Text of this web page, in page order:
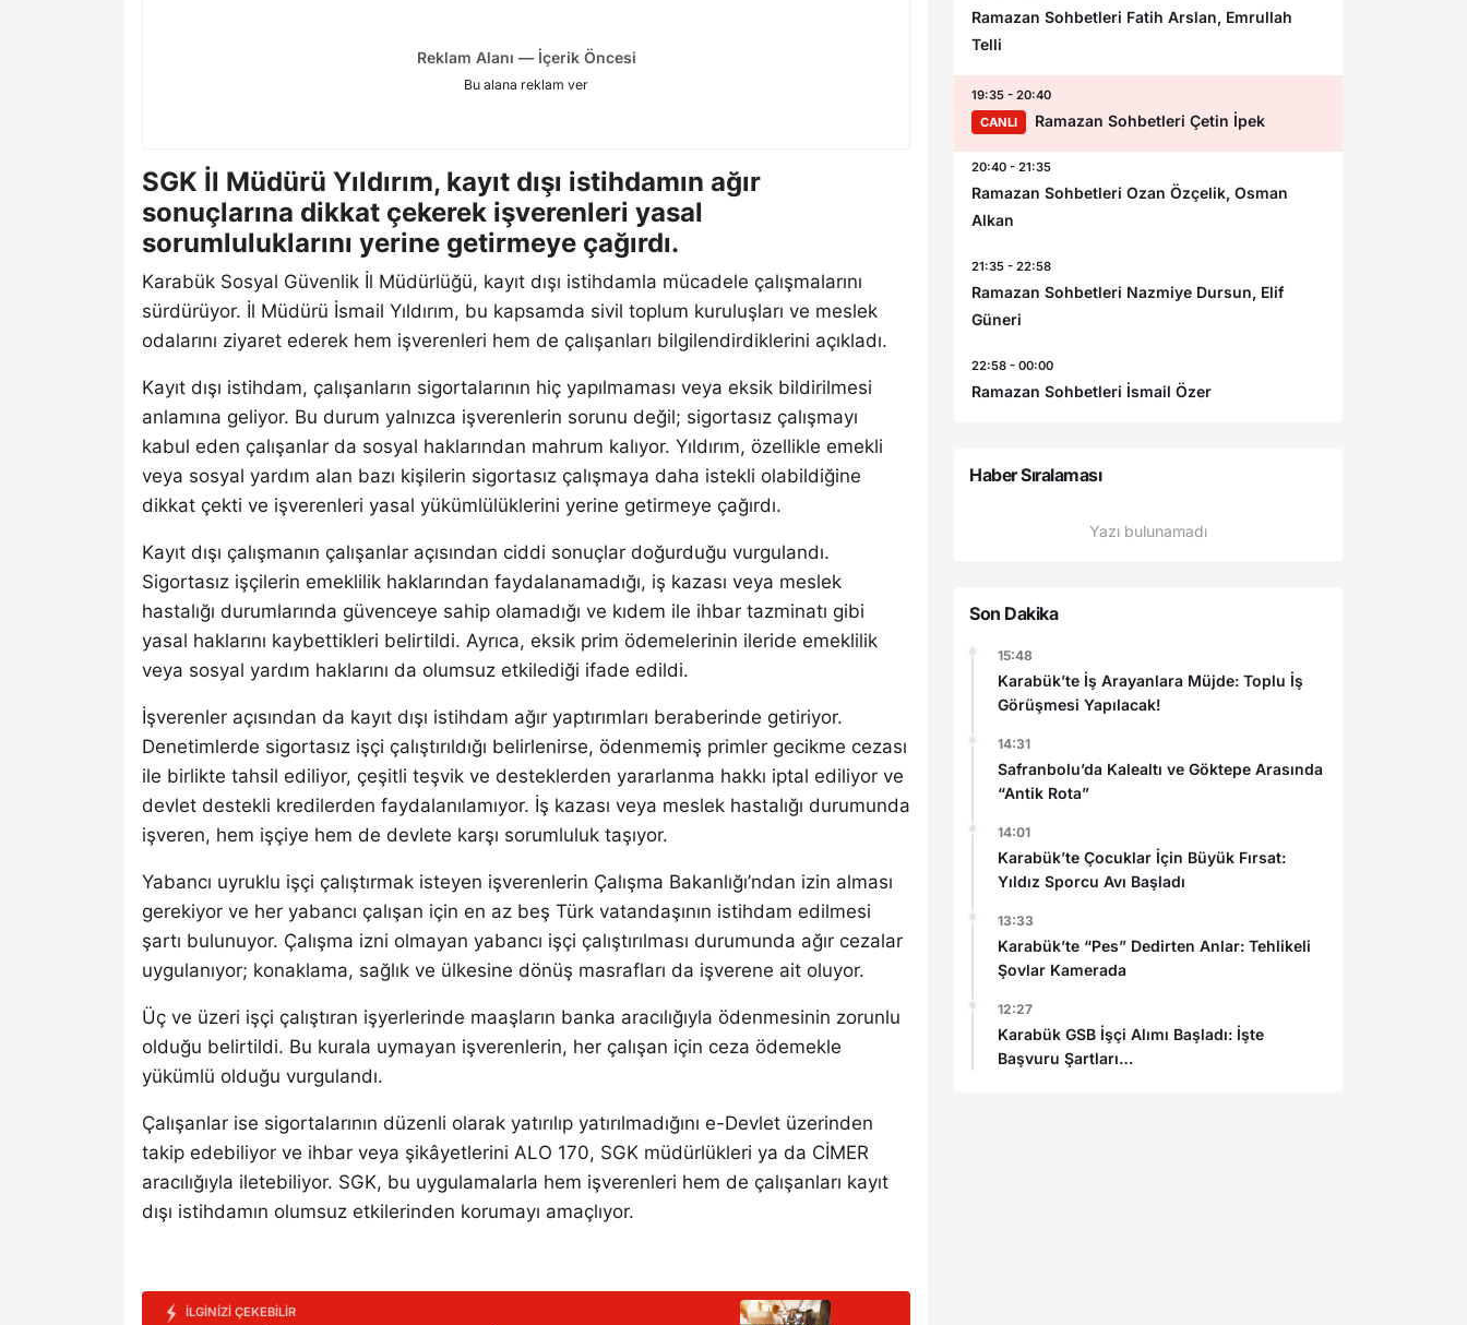
Reklam Alanı — İçerik Öncesi
Bu alana reklam ver
SGK İl Müdürü Yıldırım, kayıt dışı istihdamın ağır
sonuçlarına dikkat çekerek işverenleri yasal
sorumluluklarını yerine getirmeye çağırdı.
Karabük Sosyal Güvenlik İl Müdürlüğü, kayıt dışı istihdamla mücadele çalışmalarını
sürdürüyor. İl Müdürü İsmail Yıldırım, bu kapsamda sivil toplum kuruluşları ve meslek
odalarını ziyaret ederek hem işverenleri hem de çalışanları bilgilendirdiklerini açıkladı.
Kayıt dışı istihdam, çalışanların sigortalarının hiç yapılmaması veya eksik bildirilmesi
anlamına geliyor. Bu durum yalnızca işverenlerin sorunu değil; sigortasız çalışmayı
kabul eden çalışanlar da sosyal haklarından mahrum kalıyor. Yıldırım, özellikle emekli
veya sosyal yardım alan bazı kişilerin sigortasız çalışmaya daha istekli olabildiğine
dikkat çekti ve işverenleri yasal yükümlülüklerini yerine getirmeye çağırdı.
Kayıt dışı çalışmanın çalışanlar açısından ciddi sonuçlar doğurduğu vurgulandı.
Sigortasız işçilerin emeklilik haklarından faydalanamadığı, iş kazası veya meslek
hastalığı durumlarında güvenceye sahip olamadığı ve kıdem ile ihbar tazminatı gibi
yasal haklarını kaybettikleri belirtildi. Ayrıca, eksik prim ödemelerinin ileride emeklilik
veya sosyal yardım haklarını da olumsuz etkilediği ifade edildi.
İşverenler açısından da kayıt dışı istihdam ağır yaptırımları beraberinde getiriyor.
Denetimlerde sigortasız işçi çalıştırıldığı belirlenirse, ödenmemiş primler gecikme cezası
ile birlikte tahsil ediliyor, çeşitli teşvik ve desteklerden yararlanma hakkı iptal ediliyor ve
devlet destekli kredilerden faydalanılamıyor. İş kazası veya meslek hastalığı durumunda
işveren, hem işçiye hem de devlete karşı sorumluluk taşıyor.
Yabancı uyruklu işçi çalıştırmak isteyen işverenlerin Çalışma Bakanlığı’ndan izin alması
gerekiyor ve her yabancı çalışan için en az beş Türk vatandaşının istihdam edilmesi
şartı bulunuyor. Çalışma izni olmayan yabancı işçi çalıştırılması durumunda ağır cezalar
uygulanıyor; konaklama, sağlık ve ülkesine dönüş masrafları da işverene ait oluyor.
Üç ve üzeri işçi çalıştıran işyerlerinde maaşların banka aracılığıyla ödenmesinin zorunlu
olduğu belirtildi. Bu kurala uymayan işverenlerin, her çalışan için ceza ödemekle
yükümlü olduğu vurgulandı.
Çalışanlar ise sigortalarının düzenli olarak yatırılıp yatırılmadığını e-Devlet üzerinden
takip edebiliyor ve ihbar veya şikâyetlerini ALO 170, SGK müdürlükleri ya da CİMER
aracılığıyla iletebiliyor. SGK, bu uygulamalarla hem işverenleri hem de çalışanları kayıt
dışı istihdamın olumsuz etkilerinden korumayı amaçlıyor.
İLGINIZI ÇEKEBILIR
Ramazan Sohbetleri Fatih Arslan, Emrullah
Telli
19:35 - 20:40
CANLI
Ramazan Sohbetleri Çetin İpek
20:40 - 21:35
Ramazan Sohbetleri Ozan Özçelik, Osman
Alkan
21:35 - 22:58
Ramazan Sohbetleri Nazmiye Dursun, Elif
Güneri
22:58 - 00:00
Ramazan Sohbetleri İsmail Özer
Haber Sıralaması
Yazı bulunamadı
Son Dakika
15:48
Karabük’te İş Arayanlara Müjde: Toplu İş
Görüşmesi Yapılacak!
14:31
Safranbolu’da Kalealtı ve Göktepe Arasında
“Antik Rota”
14:01
Karabük’te Çocuklar İçin Büyük Fırsat:
Yıldız Sporcu Avı Başladı
13:33
Karabük’te “Pes” Dedirten Anlar: Tehlikeli
Şovlar Kamerada
12:27
Karabük GSB İşçi Alımı Başladı: İşte
Başvuru Şartları